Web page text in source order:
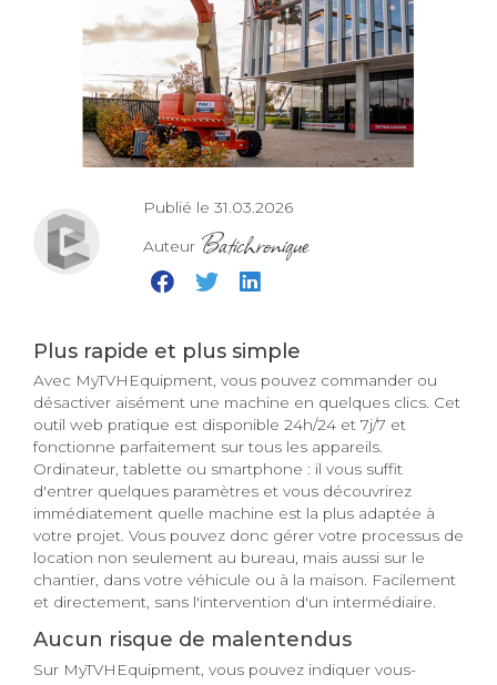
Publié le 31.03.2026
Auteur Batichronique
Plus rapide et plus simple
Avec MyTVHEquipment, vous pouvez commander ou
désactiver aisément une machine en quelques clics. Cet
outil web pratique est disponible 24h/24 et 7j/7 et
fonctionne parfaitement sur tous les appareils.
Ordinateur, tablette ou smartphone : il vous suffit
d'entrer quelques paramètres et vous découvrirez
immédiatement quelle machine est la plus adaptée à
votre projet. Vous pouvez donc gérer votre processus de
location non seulement au bureau, mais aussi sur le
chantier, dans votre véhicule ou à la maison. Facilement
et directement, sans l'intervention d'un intermédiaire.
Aucun risque de malentendus
Sur MyTVHEquipment, vous pouvez indiquer vous-